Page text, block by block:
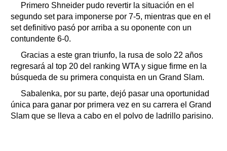
Primero Shneider pudo revertir la situación en el
segundo set para imponerse por 7-5, mientras que en el
set definitivo pasó por arriba a su oponente con un
contundente 6-0.
Gracias a este gran triunfo, la rusa de solo 22 años
regresará al top 20 del ranking WTA y sigue firme en la
búsqueda de su primera conquista en un Grand Slam.
Sabalenka, por su parte, dejó pasar una oportunidad
única para ganar por primera vez en su carrera el Grand
Slam que se lleva a cabo en el polvo de ladrillo parisino.